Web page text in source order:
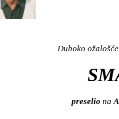
Duboko
preselio na